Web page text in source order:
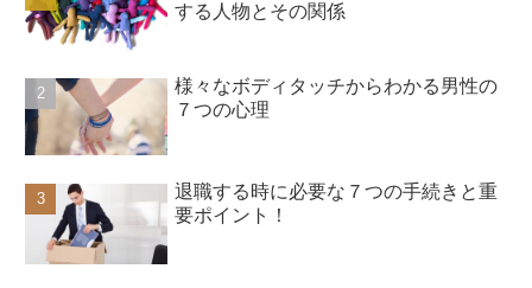
する人物とその関係
様々なボディタッチからわかる男性の
７つの心理
退職する時に必要な７つの手続きと重
要ポイント！